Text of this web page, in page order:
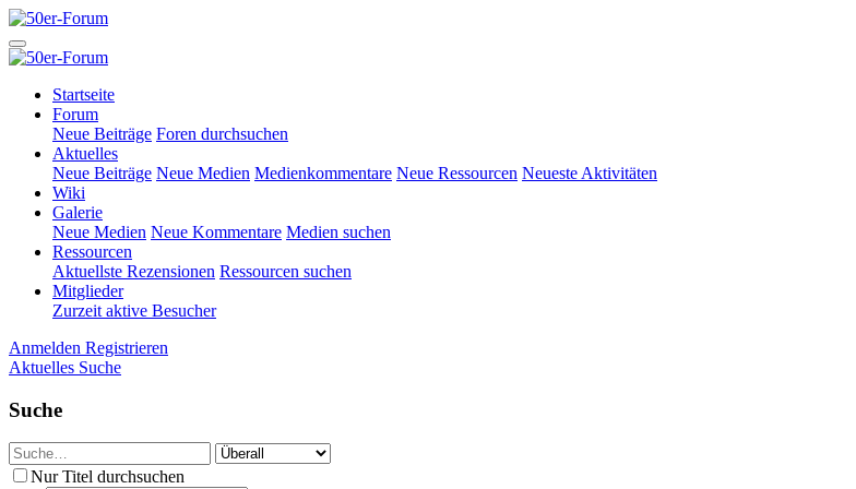
Startseite
Forum
Neue Beiträge Foren durchsuchen
Aktuelles
Neue Beiträge Neue Medien Medienkommentare Neue Ressourcen Neueste Aktivitäten
Wiki
Galerie
Neue Medien Neue Kommentare Medien suchen
Ressourcen
Aktuellste Rezensionen Ressourcen suchen
Mitglieder
Zurzeit aktive Besucher
Anmelden Registrieren
Aktuelles Suche
Suche
Nur Titel durchsuchen